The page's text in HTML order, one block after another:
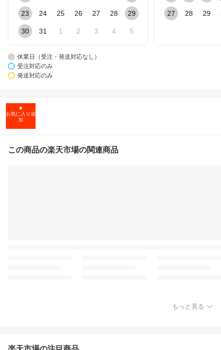
23 24 25 26 27 28 29
30 31 1 2 3 4 5
27 28 29
休業日（受注・発送対応なし）
受注対応のみ
発送対応のみ
★
お気に入り追
加
この商品の楽天市場の関連商品
もっと見る